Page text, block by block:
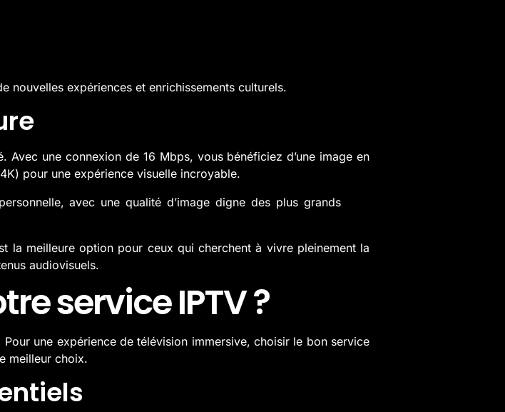
nouvelles expériences et enrichissements culturels.
Avec une connexion de 16 Mbps, vous bénéficiez d’une image en
pour une expérience visuelle incroyable.
avec une qualité d’image digne des plus grands
la meilleure option pour ceux qui cherchent à vivre pleinement la
audiovisuels.
service IPTV ?
Pour une expérience de télévision immersive, choisir le bon service
meilleur choix.